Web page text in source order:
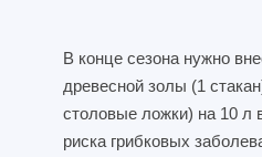
В конце сезона нужно
древесной золы (1
столовые ложки) на 10 л
риска грибковых